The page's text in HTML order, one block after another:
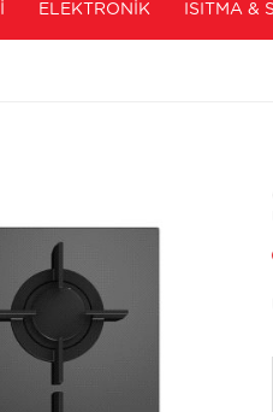
ELEKTRONIK ISITMA &